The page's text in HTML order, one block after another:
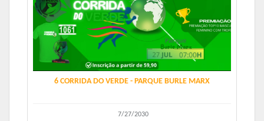
* A organização se reserva no direito de alterar o
horário da largada por motivos de quantidade de
atletas, falta de energia, ou comunicação dos staff’s.
1.2 A Corrida e caminhada será nas distâncias de 5
quilômetros metros a ser percorrido por pessoas de
1.3 O evento terá a largada as 17:00 horas no dia
6 CORRIDA DO VERDE - PARQUE BURLE MARX
7/27/2030